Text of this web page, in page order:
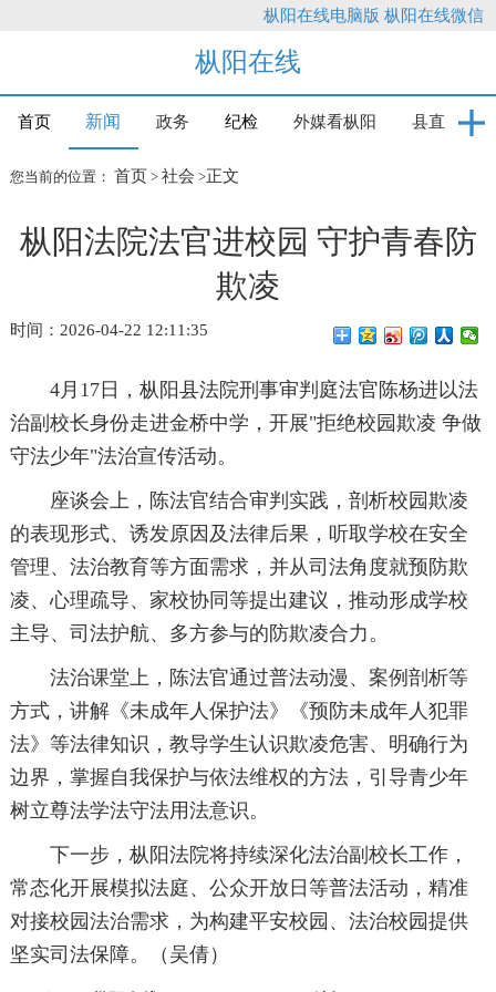
枞阳在线电脑版 枞阳在线微信
枞阳在线
首页 新闻 政务 纪检 外媒看枞阳 县直
您当前的位置： 首页 > 社会 >正文
枞阳法院法官进校园 守护青春防
欺凌
时间：2026-04-22 12:11:35
4月17日，枞阳县法院刑事审判庭法官陈杨进以法
治副校长身份走进金桥中学，开展"拒绝校园欺凌 争做
守法少年"法治宣传活动。
座谈会上，陈法官结合审判实践，剖析校园欺凌
的表现形式、诱发原因及法律后果，听取学校在安全
管理、法治教育等方面需求，并从司法角度就预防欺
凌、心理疏导、家校协同等提出建议，推动形成学校
主导、司法护航、多方参与的防欺凌合力。
法治课堂上，陈法官通过普法动漫、案例剖析等
方式，讲解《未成年人保护法》《预防未成年人犯罪
法》等法律知识，教导学生认识欺凌危害、明确行为
边界，掌握自我保护与依法维权的方法，引导青少年
树立尊法学法守法用法意识。
下一步，枞阳法院将持续深化法治副校长工作，
常态化开展模拟法庭、公众开放日等普法活动，精准
对接校园法治需求，为构建平安校园、法治校园提供
坚实司法保障。（吴倩）